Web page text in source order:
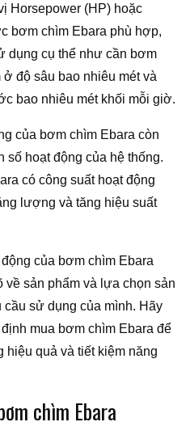
Horsepower (HP) hoặc
bơm chìm Ebara phù hợp,
dụng cụ thể như cần bơm
độ sâu bao nhiêu mét và
bao nhiêu mét khối mỗi giờ.
của bơm chìm Ebara còn
số hoạt động của hệ thống.
có công suất hoạt động
lượng và tăng hiệu suất
của bơm chìm Ebara
sản phẩm và lựa chọn sản
sử dụng của mình. Hãy
mua bơm chìm Ebara để
hiệu quả và tiết kiệm năng
chìm Ebara